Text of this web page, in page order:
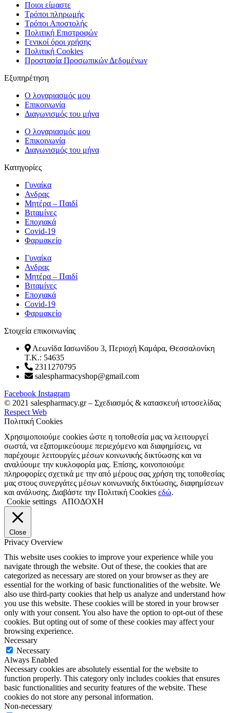
Ποιοι είμαστε
Τρόποι πληρωμής
Τρόποι Αποστολής
Πολιτική Επιστροφών
Γενικοί όροι χρήσης
Πολιτική Cookies
Προστασία Προσωπικών Δεδομένων
Εξυπηρέτηση
Ο λογαριασμός μου
Επικοινωνία
Διαγωνισμός του μήνα
Ο λογαριασμός μου
Επικοινωνία
Διαγωνισμός του μήνα
Κατηγορίες
Γυναίκα
Ανδρας
Μητέρα – Παιδί
Βιταμίνες
Εποχιακά
Covid-19
Φαρμακείο
Γυναίκα
Ανδρας
Μητέρα – Παιδί
Βιταμίνες
Εποχιακά
Covid-19
Φαρμακείο
Στοιχεία επικοινωνίας
Λεωνίδα Ιασωνίδου 3, Περιοχή Καμάρα, Θεσσαλονίκη
T.K.: 54635
2311270795
salespharmacyshop@gmail.com
Facebook Instagram
© 2021 salespharmacy.gr – Σχεδιασμός & κατασκευή ιστοσελίδας
Respect Web
Πολιτική Cookies
Χρησιμοποιούμε cookies ώστε η τοποθεσία μας να λειτουργεί
σωστά, να εξατομικεύουμε περιεχόμενο και διαφημίσεις, να
παρέχουμε λειτουργίες μέσων κοινωνικής δικτύωσης και να
αναλύουμε την κυκλοφορία μας. Επίσης, κοινοποιούμε
πληροφορίες σχετικά με την από μέρους σας χρήση της τοποθεσίας
μας στους συνεργάτες μέσων κοινωνικής δικτύωσης, διαφημίσεων
και ανάλυσης. Διαβάστε την Πολιτική Cookies εδώ.
Cookie settings
ΑΠΟΔΟΧΗ
Close
Privacy Overview
This website uses cookies to improve your experience while you
navigate through the website. Out of these, the cookies that are
categorized as necessary are stored on your browser as they are
essential for the working of basic functionalities of the website. We
also use third-party cookies that help us analyze and understand how
you use this website. These cookies will be stored in your browser
only with your consent. You also have the option to opt-out of these
cookies. But opting out of some of these cookies may affect your
browsing experience.
Necessary
Necessary
Always Enabled
Necessary cookies are absolutely essential for the website to
function properly. This category only includes cookies that ensures
basic functionalities and security features of the website. These
cookies do not store any personal information.
Non-necessary